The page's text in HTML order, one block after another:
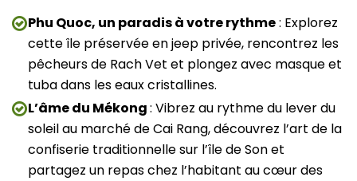
Phu Quoc, un paradis à votre rythme: Explorez
cette île préservée en jeep privée, rencontrez les
pêcheurs de Rach Vet et plongez avec masque et
tuba dans les eaux cristallines.
L’âme du Mékong: Vibrez au rythme du lever du
soleil au marché de Cai Rang, découvrez l’art de la
confiserie traditionnelle sur l’île de Son et
partagez un repas chez l’habitant au cœur des